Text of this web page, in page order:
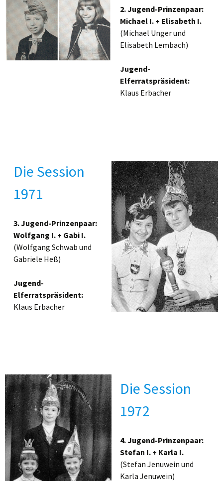
2. Jugend-Prinzenpaar:
Michael I. + Elisabeth I.
(Michael Unger und
Elisabeth Lembach)
Jugend-
Elferratspräsident:
Klaus Erbacher
Die Session
1971
3. Jugend-Prinzenpaar:
Wolfgang I. + Gabi I.
(Wolfgang Schwab und
Gabriele Heß)
Jugend-
Elferratspräsident:
Klaus Erbacher
Die Session
1972
4. Jugend-Prinzenpaar:
Stefan I. + Karla I.
(Stefan Jenuwein und
Karla Jenuwein)